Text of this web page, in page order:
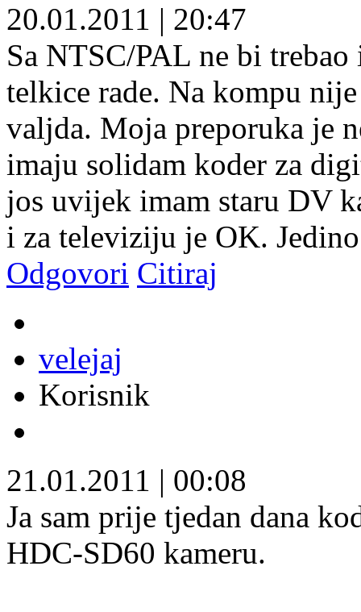
20.01.2011 | 20:47
Sa NTSC/PAL ne bi
telkice rade. Na kompu
valjda. Moja preporuka je
imaju solidam koder za
jos uvijek imam staru DV
i za televiziju je OK.
Odgovori Citiraj
velejaj
Korisnik
21.01.2011 | 00:08
Ja sam prije tjedan dana
HDC-SD60 kameru.